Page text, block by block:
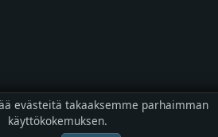
evästeitä takaaksemme parhaimman
käyttökokemuksen.